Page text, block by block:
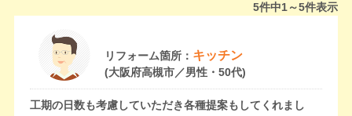
5件中1～5件表示
リフォーム箇所： キッチン
(大阪府高槻市／男性・50代)
工期の日数も考慮していただき各種提案もしてくれまし